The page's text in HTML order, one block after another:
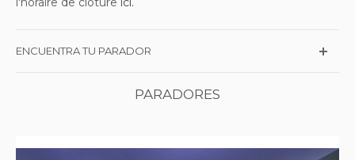
ENCUENTRA TU PARADOR
PARADORES